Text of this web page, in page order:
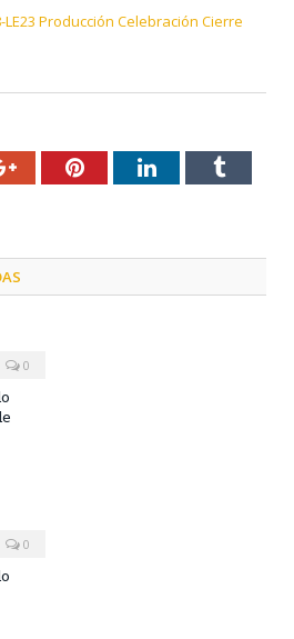
LE23 Producción Celebración Cierre
Google+PinterestLinkedInTumblr
0
0